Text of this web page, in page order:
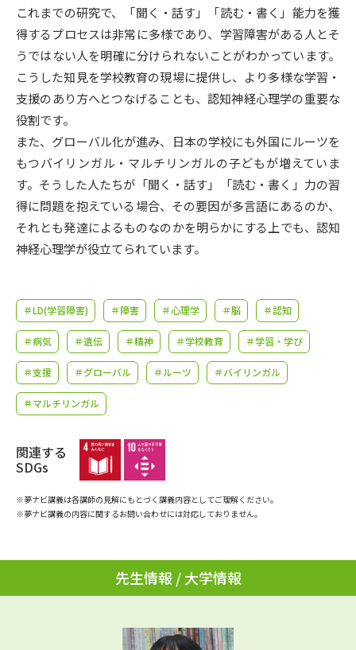
併願校選び 受験スケジュールを立てよう
先輩が入学を決めた理由 テレメール全国一斉進学調査
新生活お役立ちガイド
学問発見 学問検索
大学で学びたい学問発見
学問のミニ講義「夢ナビ講義」 学問分野解説
学問の教科書 夢ナビライブ
ユーザーサポート
資料の料金の
お支払いについて
テレメール
個人情報取扱規定
特定商取引表記
これまでの研究で、「聞く・話す」「読む・書く」能力を獲
得するプロセスは非常に多様であり、学習障害がある人とそ
うではない人を明確に分けられないことがわかっています。
こうした知見を学校教育の現場に提供し、より多様な学習・
支援のあり方へとつなげることも、認知神経心理学の重要な
役割です。
また、グローバル化が進み、日本の学校にも外国にルーツを
もつバイリンガル・マルチリンガルの子どもが増えていま
す。そうした人たちが「聞く・話す」「読む・書く」力の習
得に問題を抱えている場合、その要因が多言語にあるのか、
それとも発達によるものなのかを明らかにする上でも、認知
神経心理学が役立てられています。
＃LD(学習障害) ＃障害 ＃心理学 ＃脳 ＃認知
＃病気 ＃遺伝 ＃精神 ＃学校教育 ＃学習・学び
＃支援 ＃グローバル ＃ルーツ ＃バイリンガル
＃マルチリンガル
関連する
SDGs
※夢ナビ講義は各講師の見解にもとづく講義内容としてご理解ください。
※夢ナビ講義の内容に関するお問い合わせには対応しておりません。
先生情報 / 大学情報